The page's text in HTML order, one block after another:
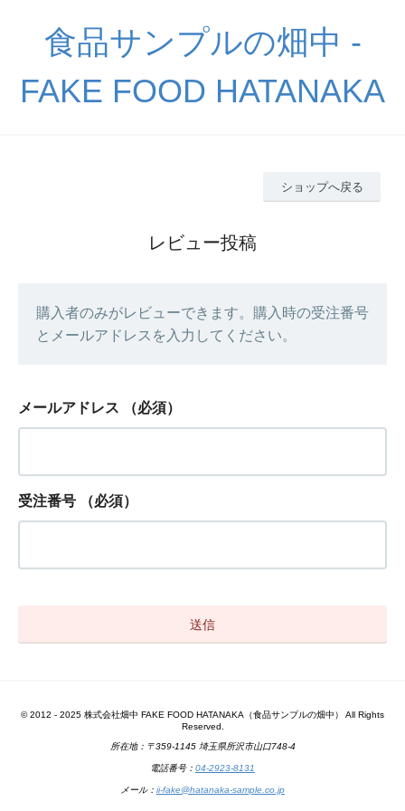
食品サンプルの畑中 -
FAKE FOOD HATANAKA
ショップへ戻る
レビュー投稿
購入者のみがレビューできます。購入時の受注番号
とメールアドレスを入力してください。
メールアドレス （必須）
受注番号 （必須）
© 2012 - 2025 株式会社畑中 FAKE FOOD HATANAKA（食品サンプルの畑中） All Rights
Reserved.
所在地：〒359-1145 埼玉県所沢市山口748-4
電話番号： 04-2923-8131
メール： ii-fake@hatanaka-sample.co.jp